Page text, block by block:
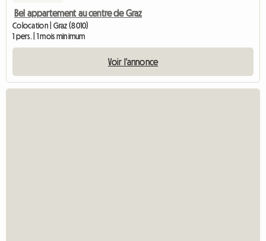
Bel appartement au centre de Graz
Colocation | Graz (8010)
1 pers. | 1 mois minimum
Voir l'annonce